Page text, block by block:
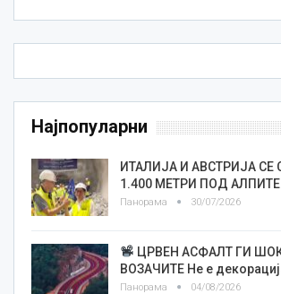
Најпопуларни
ИТАЛИЈА И АВСТРИЈА СЕ
1.400 МЕТРИ ПОД
Панорама 30/07/2026
ЦРВЕН АСФАЛТ ГИ
ВОЗАЧИТЕ Не е
Панорама 04/08/2026